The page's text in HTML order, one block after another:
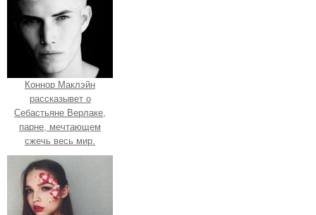
Коннор Маклэйн
рассказывет о
Себастьяне Верлаке,
парне, мечтающем
сжечь весь мир.